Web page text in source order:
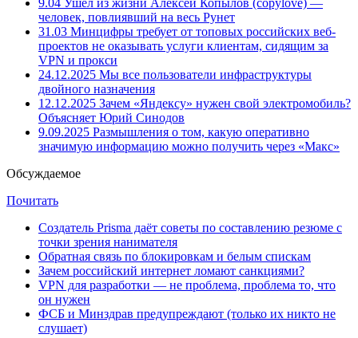
9.04 Ушёл из жизни Алексей Копылов (copylove) —
человек, повлиявший на весь Рунет
31.03 Минцифры требует от топовых российских веб-
проектов не оказывать услуги клиентам, сидящим за
VPN и прокси
24.12.2025 Мы все пользователи инфраструктуры
двойного назначения
12.12.2025 Зачем «Яндексу» нужен свой электромобиль?
Объясняет Юрий Синодов
9.09.2025 Размышления о том, какую оперативно
значимую информацию можно получить через «Макс»
Обсуждаемое
Почитать
Создатель Prisma даёт советы по составлению резюме с
точки зрения нанимателя
Обратная связь по блокировкам и белым спискам
Зачем российский интернет ломают санкциями?
VPN для разработки — не проблема, проблема то, что
он нужен
ФСБ и Минздрав предупреждают (только их никто не
слушает)